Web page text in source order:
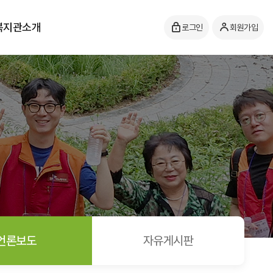
지관소개 로그인 회원가입
론보도 자유게시판